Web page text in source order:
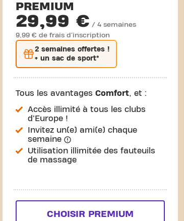
PREMIUM
29,99 € / 4 semaines
9,99 € de frais d'inscription
2 semaines offertes !
+ un sac de sport*
Tous les avantagesComfort, et :
Accès illimité à tous les clubs
d'Europe !
Invitez un(e) ami(e) chaque
semaine
Utilisation illimitée des fauteuils
de massage
CHOISIR PREMIUM